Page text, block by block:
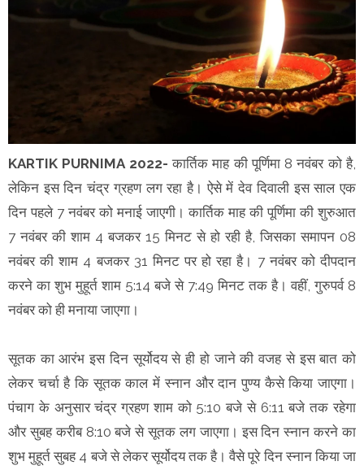
KARTIK PURNIMA 2022-कार्तिक माह की पूर्णिमा 8 नवंबर को है,
लेकिन इस दिन चंद्र ग्रहण लग रहा है। ऐसे में देव दिवाली इस साल एक
दिन पहले 7 नवंबर को मनाई जाएगी। कार्तिक माह की पूर्णिमा की शुरुआत
7 नवंबर की शाम 4 बजकर 15 मिनट से हो रही है, जिसका समापन 08
नवंबर की शाम 4 बजकर 31 मिनट पर हो रहा है। 7 नवंबर को दीपदान
करने का शुभ मुहूर्त शाम 5:14 बजे से 7:49 मिनट तक है। वहीं, गुरुपर्व 8
नवंबर को ही मनाया जाएगा।
सूतक का आरंभ इस दिन सूर्योदय से ही हो जाने की वजह से इस बात को
लेकर चर्चा है कि सूतक काल में स्‍नान और दान पुण्‍य कैसे किया जाएगा।
पंचाग के अनुसार चंद्र ग्रहण शाम को 5:10 बजे से 6:11 बजे तक रहेगा
और सुबह करीब 8:10 बजे से सूतक लग जाएगा। इस दिन स्नान करने का
शुभ मुहूर्त सुबह 4 बजे से लेकर सूर्योदय तक है। वैसे पूरे दिन स्नान किया जा